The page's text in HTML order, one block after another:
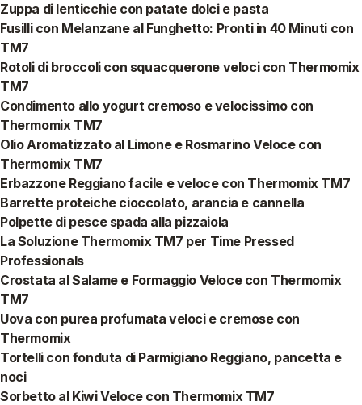
Zuppa di lenticchie con patate dolci e pasta
Fusilli con Melanzane al Funghetto: Pronti in 40 Minuti con
TM7
Rotoli di broccoli con squacquerone veloci con Thermomix
TM7
Condimento allo yogurt cremoso e velocissimo con
Thermomix TM7
Olio Aromatizzato al Limone e Rosmarino Veloce con
Thermomix TM7
Erbazzone Reggiano facile e veloce con Thermomix TM7
Barrette proteiche cioccolato, arancia e cannella
Polpette di pesce spada alla pizzaiola
La Soluzione Thermomix TM7 per Time Pressed
Professionals
Crostata al Salame e Formaggio Veloce con Thermomix
TM7
Uova con purea profumata veloci e cremose con
Thermomix
Tortelli con fonduta di Parmigiano Reggiano, pancetta e
noci
Sorbetto al Kiwi Veloce con Thermomix TM7